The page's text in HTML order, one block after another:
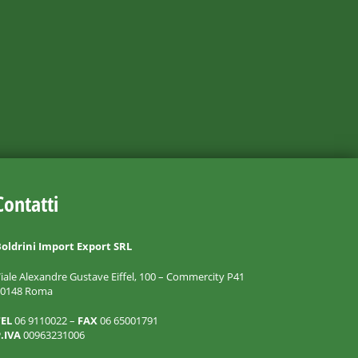
Import Export SRL
Alexandre Gustave Eiffel, 100 – Commercity P41
Roma
06 9110022 – FAX06 65001791
00963231006